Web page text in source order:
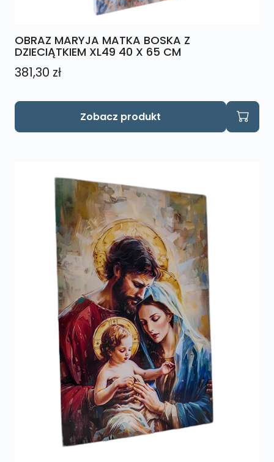
OBRAZ MARYJA MATKA BOSKA Z
DZIECIĄTKIEM XL49 40 X 65 CM
381,30 zł
Zobacz produkt